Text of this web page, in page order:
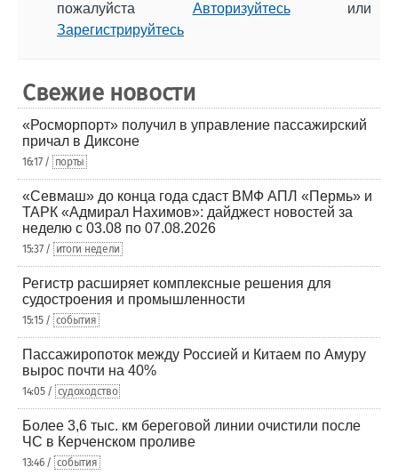
пожалуйста Авторизуйтесьили
Зарегистрируйтесь
Свежие новости
«Росморпорт» получил в управление пассажирский
причал в Диксоне
16:17 / порты
«Севмаш» до конца года сдаст ВМФ АПЛ «Пермь» и
ТАРК «Адмирал Нахимов»: дайджест новостей за
неделю с 03.08 по 07.08.2026
15:37 / итоги недели
Регистр расширяет комплексные решения для
судостроения и промышленности
15:15 / события
Пассажиропоток между Россией и Китаем по Амуру
вырос почти на 40%
14:05 / судоходство
Более 3,6 тыс. км береговой линии очистили после
ЧС в Керченском проливе
13:46 / события